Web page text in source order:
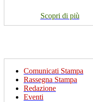
Scopri di più
Comunicati Stampa
Rassegna Stampa
Redazione
Eventi